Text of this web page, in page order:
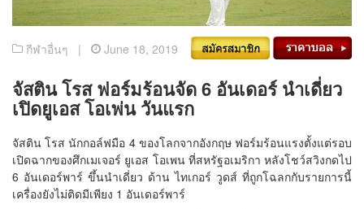
กีฬาอื่นๆ | June 18, 2019
จัสติน โรส ฟอร์มร้อนจัด 6 อันเดอร์ นำเดี่ยว
เปิดยูเอส โอเพ่น วันแรก
จัสติน โรส นักกอล์ฟมือ 4 ของโลกจากอังกฤษ ฟอร์มร้อนแรงตั้งแต่รอบ
เปิดฉากของศึกเมเจอร์ ยูเอส โอเพน ที่สหรัฐอเมริกา หลังโชว์สวิงกดไป
6 อันเดอร์พาร์ ขึ้นนำเดี่ยว ด้าน ไทเกอร์ วูดส์ ที่ถูกโฉลกกับรายการนี้
เครื่องยังไม่ติดมีเพียง 1 อันเดอร์พาร์